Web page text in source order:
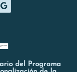
del Programa